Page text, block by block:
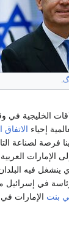
.
الخليجية في
إحياء الاتفاق
فرصة لصناعة
الإمارات
ينشغل فيه
في
بنت الإمارات في